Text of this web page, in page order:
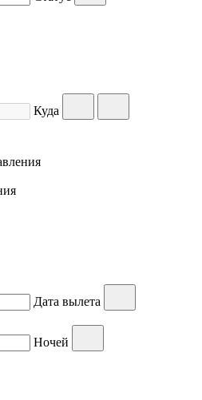
Куда
Дата вылета
Ночей